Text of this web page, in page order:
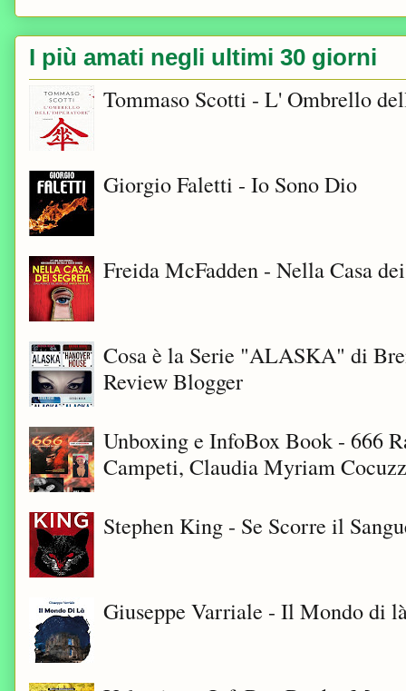
I più amati negli ultimi 30 giorni
Tommaso Scotti - L' Ombrello
Giorgio Faletti - Io Sono Dio
Freida McFadden - Nella Casa
Cosa è la Serie "ALASKA" di
Review Blogger
Unboxing e InfoBox Book - 666
Campeti, Claudia Myriam
Stephen King - Se Scorre il
Giuseppe Varriale - Il Mondo di